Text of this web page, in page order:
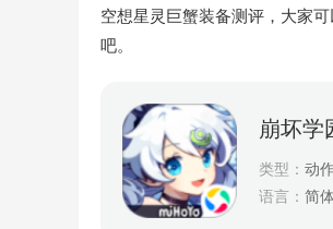
空想星灵巨蟹装备测评，大家
吧。
崩坏学
类型： 动
语言： 简